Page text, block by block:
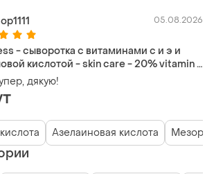
05.08.2026
- сыворотка с витаминами с и э и
кислотой - skin care - 20% vitamin c
acid serum
дякую!
Азелаиновая кислота